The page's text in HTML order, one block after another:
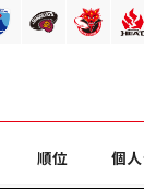
順位 個